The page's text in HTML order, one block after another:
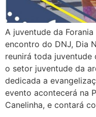
A juventude da
encontro do DNJ, Dia
reunirá toda juventude
o setor juventude da
dedicada a
evento acontecerá na
Canelinha, e contará